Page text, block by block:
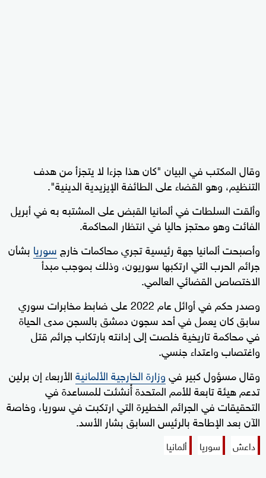
وقال المكتب في البيان "كان هذا جزءا لا يتجزأ من هدف
التنظيم، وهو القضاء على الطائفة الإيزيدية الدينية".
وألقت السلطات في ألمانيا القبض على المشتبه به في أبريل
الفائت وهو محتجز حاليا في انتظار المحاكمة.
وأصبحت ألمانيا جهة رئيسية تجري محاكمات خارج سوريا بشأن
جرائم الحرب التي ارتكبها سوريون، وذلك بموجب مبدأ
الاختصاص القضائي العالمي.
وصدر حكم في أوائل عام 2022 على ضابط مخابرات سوري
سابق كان يعمل في أحد سجون دمشق بالسجن مدى الحياة
في محاكمة تاريخية خلصت إلى إدانته بارتكاب جرائم قتل
واغتصاب واعتداء جنسي.
وقال مسؤول كبير فيوزارة الخارجية الألمانيةالأربعاء إن برلين
تدعم هيئة تابعة للأمم المتحدة أُنشئت للمساعدة في
التحقيقات في الجرائم الخطيرة التي ارتكبت في سوريا، وخاصة
الآن بعد الإطاحة بالرئيس السابق بشار الأسد.
داعش سوريا ألمانيا